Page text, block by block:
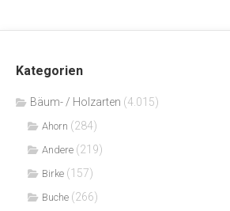
Kategorien
Bäum- / Holzarten (4.015)
Ahorn (284)
Andere (219)
Birke (157)
Buche (266)